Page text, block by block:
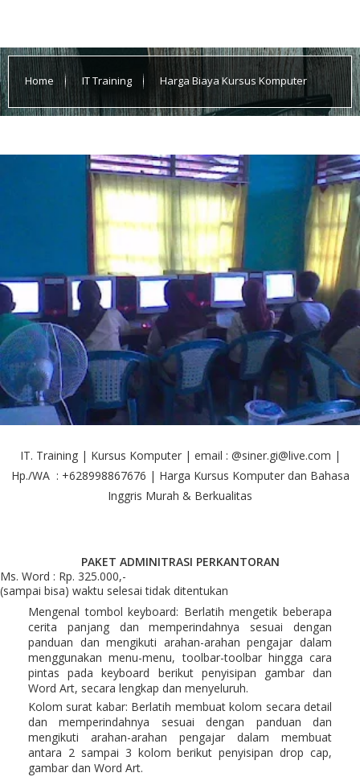
Home IT Training Harga Biaya Kursus Komputer
IT. Training | Kursus Komputer | email : @siner.gi@live.com |
Hp./WA : +628998867676 | Harga Kursus Komputer dan Bahasa
Inggris Murah & Berkualitas
PAKET ADMINITRASI PERKANTORAN
Ms. Word : Rp. 325.000,-
(sampai bisa) waktu selesai tidak ditentukan
Mengenal tombol keyboard: Berlatih mengetik beberapa
cerita panjang dan memperindahnya sesuai dengan
panduan dan mengikuti arahan-arahan pengajar dalam
menggunakan menu-menu, toolbar-toolbar hingga cara
pintas pada keyboard berikut penyisipan gambar dan
Word Art, secara lengkap dan menyeluruh.
Kolom surat kabar: Berlatih membuat kolom secara detail
dan memperindahnya sesuai dengan panduan dan
mengikuti arahan-arahan pengajar dalam membuat
antara 2 sampai 3 kolom berikut penyisipan drop cap,
gambar dan Word Art.